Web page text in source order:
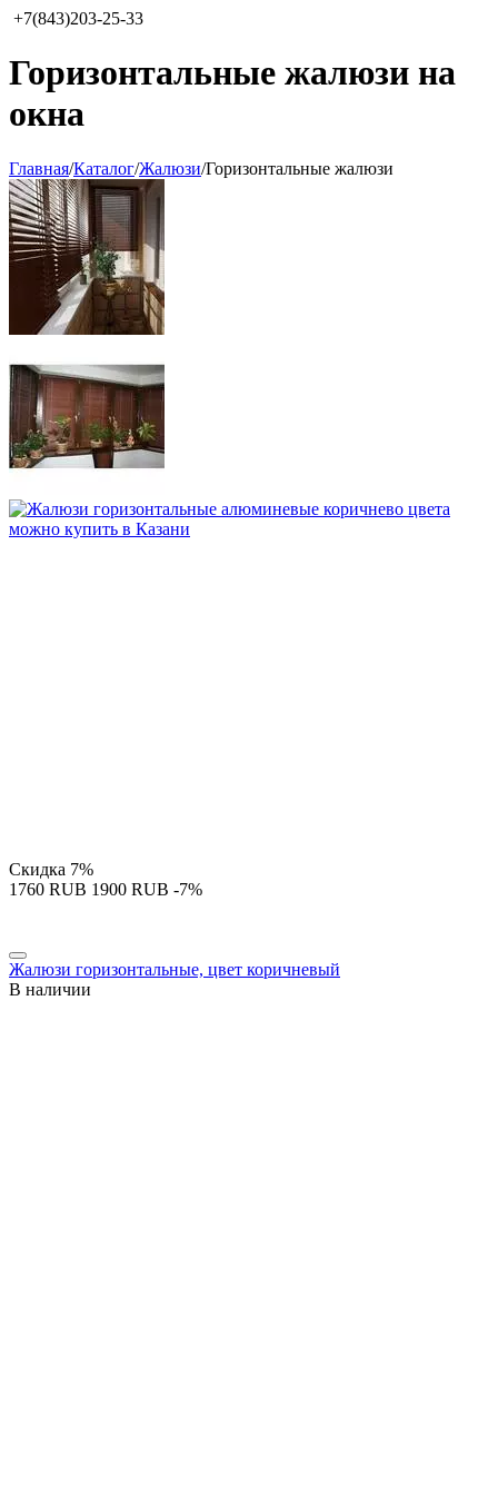
+7(843)203-25-33
Горизонтальные жалюзи на
окна
Главная/Каталог/Жалюзи/Горизонтальные жалюзи
Скидка 7%
‍1760‍ RUB ‍1900‍ RUB -7%
Жалюзи горизонтальные, цвет коричневый
В наличии